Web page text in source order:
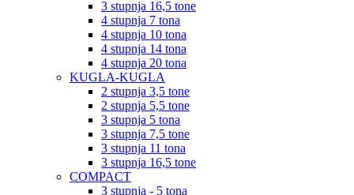
3 stupnja 16,5 tone
4 stupnja 7 tona
4 stupnja 10 tona
4 stupnja 14 tona
4 stupnja 20 tona
KUGLA-KUGLA
2 stupnja 3,5 tone
2 stupnja 5,5 tone
3 stupnja 5 tona
3 stupnja 7,5 tone
3 stupnja 11 tona
3 stupnja 16,5 tone
COMPACT
3 stupnja - 5 tona